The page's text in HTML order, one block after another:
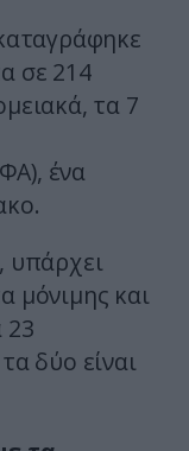
σε 214
τα 7
ένα
υπάρχει
μόνιμης και
23
δύο είναι